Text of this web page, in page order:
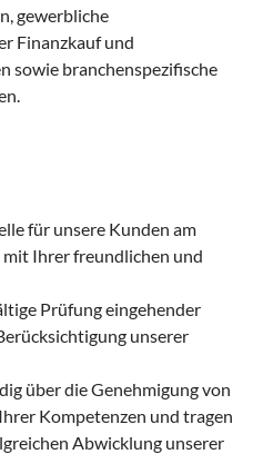
gewerbliche
Finanzkauf und
sowie branchenspezifische
für unsere Kunden am
mit Ihrer freundlichen und
Prüfung eingehender
unserer
über die Genehmigung von
Kompetenzen und tragen
Abwicklung unserer